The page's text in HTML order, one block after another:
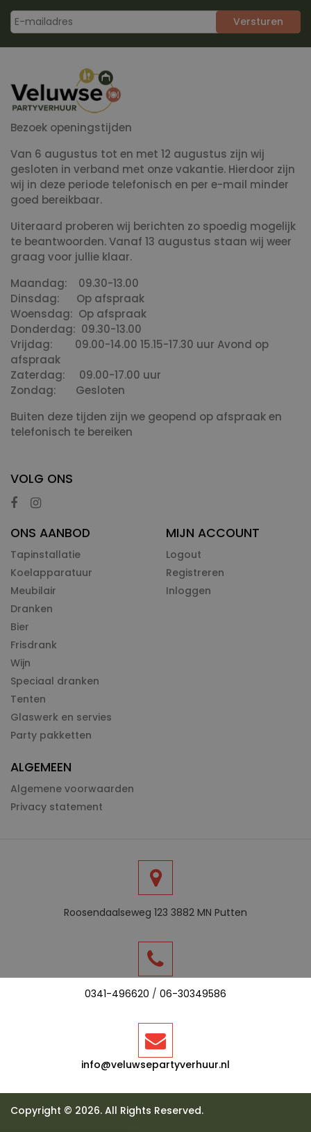
Versturen
Bezoek openingstijden
Van 6 augustus tot en met 12 augustus zijn wij
gesloten in verband met onze vakantie. Hierdoor zijn
wij in deze periode telefonisch en per e-mail minder
goed bereikbaar.
Uiteraard proberen wij berichten zo spoedig mogelijk
te beantwoorden. Vanaf 13 augustus staan wij weer
graag voor jullie klaar.
Maandag: 09.30-13.00
Dinsdag: Op afspraak
Woensdag: Op afspraak
Donderdag: 09.30-13.00
Vrijdag: 09.00-14.00 15.15-17.30 uur Avond op
afspraak
Zaterdag: 09.00-17.00 uur
Zondag: Gesloten
Buiten deze tijden zijn we geopend op afspraak en
telefonisch te bereiken
VOLG ONS
ONS AANBOD
Tapinstallatie
Koelapparatuur
Meubilair
Dranken
Bier
Frisdrank
Wijn
Speciaal dranken
Tenten
Glaswerk en servies
Party pakketten
MIJN ACCOUNT
Logout
Registreren
Inloggen
ALGEMEEN
Algemene voorwaarden
Privacy statement
Roosendaalseweg 123 3882 MN Putten
0341-496620 / 06-30349586
info@veluwsepartyverhuur.nl
Copyright © 2026. All Rights Reserved.